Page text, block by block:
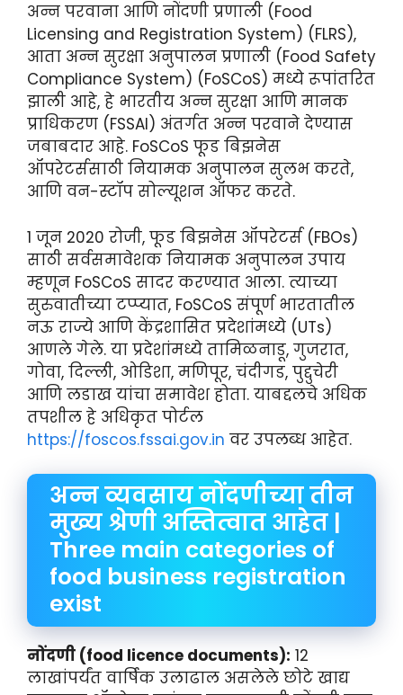
अन्न परवाना आणि नोंदणी प्रणाली (Food
Licensing and Registration System) (FLRS),
आता अन्न सुरक्षा अनुपालन प्रणाली (Food Safety
Compliance System) (FoSCoS) मध्ये रूपांतरित
झाली आहे, हे भारतीय अन्न सुरक्षा आणि मानक
प्राधिकरण (FSSAI) अंतर्गत अन्न परवाने देण्यास
जबाबदार आहे. FoSCoS फूड बिझनेस
ऑपरेटर्ससाठी नियामक अनुपालन सुलभ करते,
आणि वन-स्टॉप सोल्यूशन ऑफर करते.
1 जून 2020 रोजी, फूड बिझनेस ऑपरेटर्स (FBOs)
साठी सर्वसमावेशक नियामक अनुपालन उपाय
म्हणून FoSCoS सादर करण्यात आला. त्याच्या
सुरुवातीच्या टप्प्यात, FoSCoS संपूर्ण भारतातील
नऊ राज्ये आणि केंद्रशासित प्रदेशांमध्ये (UTs)
आणले गेले. या प्रदेशांमध्ये तामिळनाडू, गुजरात,
गोवा, दिल्ली, ओडिशा, मणिपूर, चंदीगड, पुद्दुचेरी
आणि लडाख यांचा समावेश होता. याबद्दलचे अधिक
तपशील हे अधिकृत पोर्टल
https://foscos.fssai.gov.in वर उपलब्ध आहेत.
अन्न व्यवसाय नोंदणीच्या तीन
मुख्य श्रेणी अस्तित्वात आहेत |
Three main categories of
food business registration
exist
नोंदणी (food licence documents): 12
लाखांपर्यंत वार्षिक उलाढाल असलेले छोटे खाद्य